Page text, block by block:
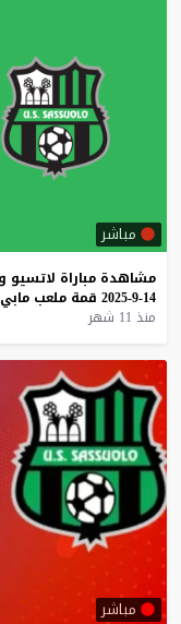
مباشر
مشاهدة مباراة لاتسيو
14-9-2025
قمة ملعب مابي
منذ 11 شهر
مباشر